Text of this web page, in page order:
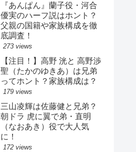
『あんぱん』蘭子役・河合
優実のハーフ説はホント？
父親の国籍や家族構成を徹
底調査！
273 views
【注目！】高野 洸と 高野渉
聖（たかのゆきあ）は兄弟
ってホント？家族構成は？
179 views
三山凌輝は佐藤健と兄弟？
朝ドラ 虎に翼で弟・直明
（なおあき）役で大人気
に！
172 views